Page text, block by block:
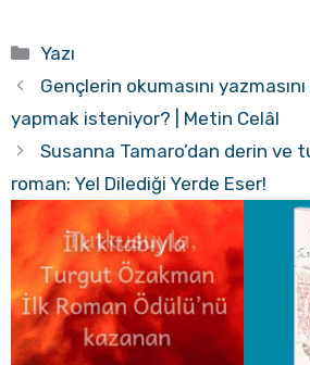
Kategoriler
Yazı
Gençlerin okumasını
yapmak isteniyor? | Metin Celâl
Susanna Tamaro’dan derin ve
roman: Yel Dilediği Yerde Eser!